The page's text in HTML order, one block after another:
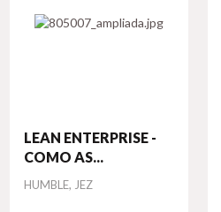
LEAN ENTERPRISE -
COMO AS...
Autor
HUMBLE, JEZ